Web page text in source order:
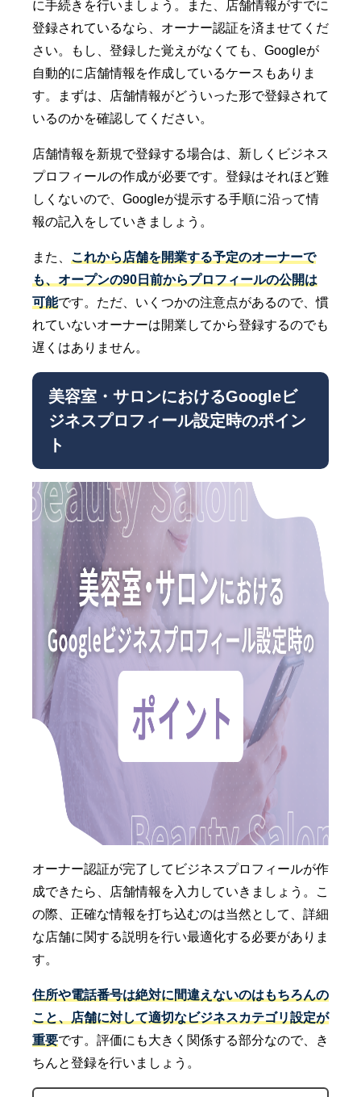
に手続きを行いましょう。また、店舗情報がすでに
登録されているなら、オーナー認証を済ませてくだ
さい。もし、登録した覚えがなくても、Googleが
自動的に店舗情報を作成しているケースもありま
す。まずは、店舗情報がどういった形で登録されて
いるのかを確認してください。
店舗情報を新規で登録する場合は、新しくビジネス
プロフィールの作成が必要です。登録はそれほど難
しくないので、Googleが提示する手順に沿って情
報の記入をしていきましょう。
また、 これから店舗を開業する予定のオーナーで
も、オープンの90日前からプロフィールの公開は
可能です。ただ、いくつかの注意点があるので、慣
れていないオーナーは開業してから登録するのでも
遅くはありません。
美容室・サロンにおけるGoogleビ
ジネスプロフィール設定時のポイン
ト
オーナー認証が完了してビジネスプロフィールが作
成できたら、店舗情報を入力していきましょう。こ
の際、正確な情報を打ち込むのは当然として、詳細
な店舗に関する説明を行い最適化する必要がありま
す。
住所や電話番号は絶対に間違えないのはもちろんの
こと、店舗に対して適切なビジネスカテゴリ設定が
重要です。評価にも大きく関係する部分なので、き
ちんと登録を行いましょう。